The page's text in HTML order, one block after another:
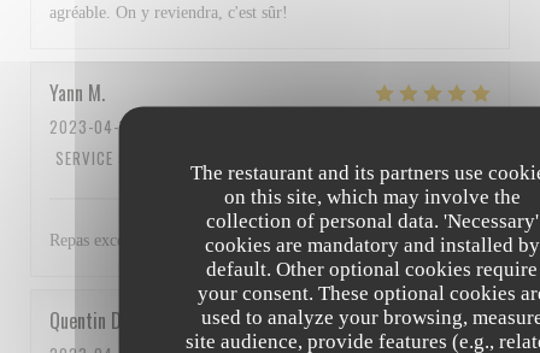
The restaurant and its partners use
on this site, which may involve the
collection of personal data. 'Necessary'
cookies are mandatory and installed by
default. Other optional cookies require
your consent. These optional cookies
used to analyze your browsing,
site audience, provide features (e.g.,
agréable. On y reviendra, c'est sûr!
Yann M
2023-04-15
SERVICE
Repas excellent et personnel au top Bravo à tous
Quentin D